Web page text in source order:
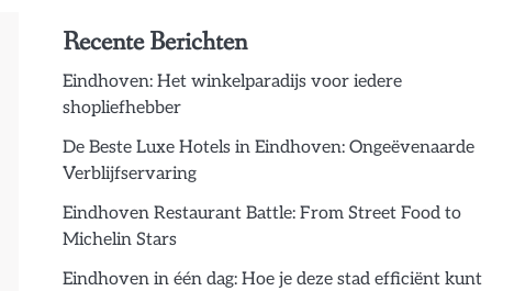
Recente Berichten
Eindhoven: Het winkelparadijs voor iedere
shopliefhebber
De Beste Luxe Hotels in Eindhoven: Ongeëvenaarde
Verblijfservaring
Eindhoven Restaurant Battle: From Street Food to
Michelin Stars
Eindhoven in één dag: Hoe je deze stad efficiënt kunt